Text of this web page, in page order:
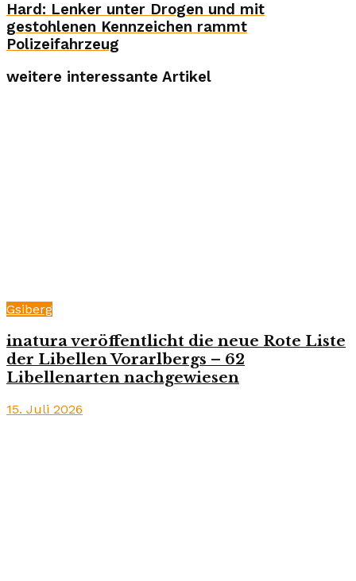
Hard: Lenker unter Drogen und mit
gestohlenen Kennzeichen rammt
Polizeifahrzeug
weitere interessante Artikel
Gsiberg
inatura veröffentlicht die neue Rote Liste
der Libellen Vorarlbergs – 62
Libellenarten nachgewiesen
15. Juli 2026